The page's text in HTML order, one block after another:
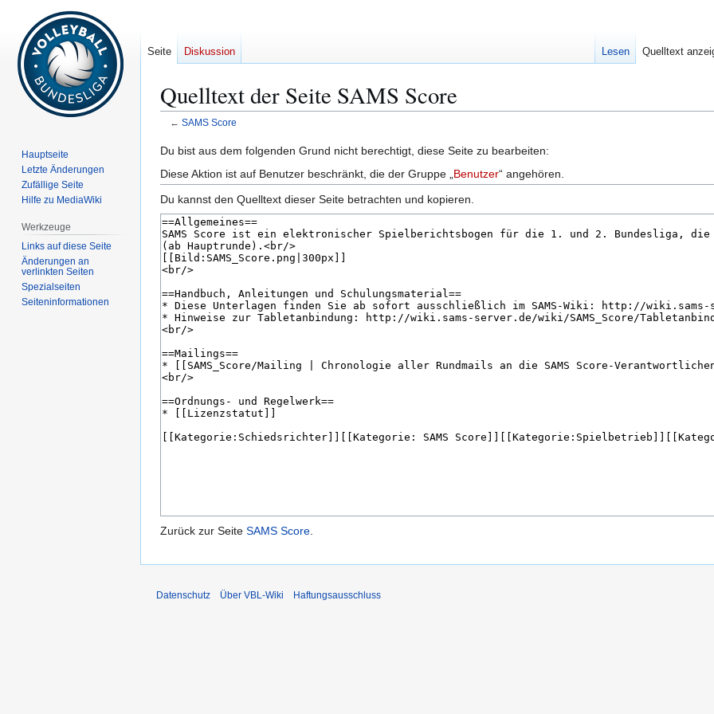
Quelltext der Seite SAMS Score
← SAMS Score
Zur
Navigation
springen
Zur
Suche
springen
Du bist aus dem folgenden Grund nicht berechtigt, diese Seite zu bearbeiten:
Diese Aktion ist auf Benutzer beschränkt, die der Gruppe „ Benutzer“ angehören.
Du kannst den Quelltext dieser Seite betrachten und kopieren.
Zurück zur Seite SAMS Score
Seite Diskussion Lesen Quelltext
Hauptseite
Letzte Änderungen
Zufällige Seite
Hilfe zu MediaWiki
Werkzeuge
Links auf diese Seite
Änderungen an
verlinkten Seiten
Spezialseiten
Seiten­­informationen
Datenschutz Über VBL-Wiki Haftungsausschluss